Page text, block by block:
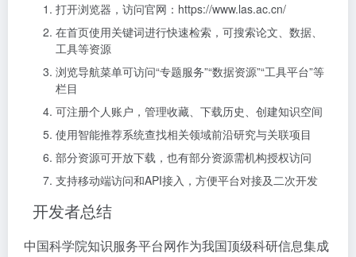
打开浏览器，访问官网：https://www.las.ac.cn/
在首页使用关键词进行快速检索，可搜索论文、数据、
工具等资源
浏览导航菜单可访问“专题服务”“数据资源”“工具平台”等
栏目
可注册个人账户，管理收藏、下载历史、创建知识空间
使用智能推荐系统查找相关领域前沿研究与关联项目
部分资源可开放下载，也有部分资源需机构授权访问
支持移动端访问和API接入，方便平台对接及二次开发
开发者总结
中国科学院知识服务平台网作为我国顶级科研信息集成